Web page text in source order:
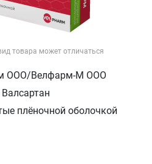
товара может отличаться
ООО/Велфарм-М ООО
Валсартан
плёночной оболочкой